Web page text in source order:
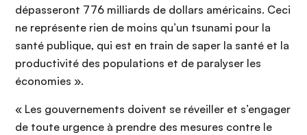
dépasseront 776 milliards de dollars américains. Ceci
ne représente rien de moins qu’un tsunami pour la
santé publique, qui est en train de saper la santé et la
productivité des populations et de paralyser les
économies ».
« Les gouvernements doivent se réveiller et s’engager
de toute urgence à prendre des mesures contre le